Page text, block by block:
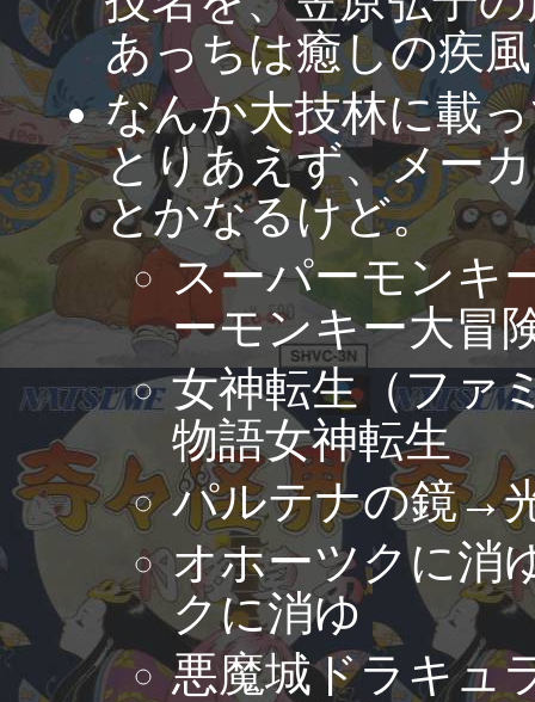
あっちは癒しの疾
なんか大技林に載
とりあえず、メー
とかなるけど。
スーパーモンキ
ーモンキー大冒
女神転生（ファ
物語女神転生
パルテナの鏡→
オホーツクに消
クに消ゆ
悪魔城ドラキ